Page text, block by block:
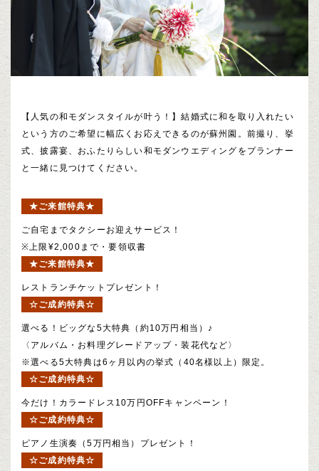
【人気の和モダンスタイルが叶う！】結婚式に和を取り入れたい
という方のご希望に幅広くお応えできるのが蘇州園。前撮り、挙
式、披露宴、おふたりらしい和モダンウエディングをプランナー
と一緒に見つけてください。
★ご来館特典★
ご自宅までタクシーお迎えサービス！
※上限¥2,000まで・要領収書
★ご来館特典★
レストランチケットプレゼント！
☆ご成約特典☆
選べる！ビッグな5大特典（約10万円相当）♪
〈アルバム・お料理グレードアップ・装花代など〉
※選べる5大特典は6ヶ月以内の挙式（40名様以上）限定。
☆ご成約特典☆
今だけ！カラードレス10万円OFFキャンペーン！
☆ご成約特典☆
ピアノ生演奏（5万円相当）プレゼント！
☆ご成約特典☆